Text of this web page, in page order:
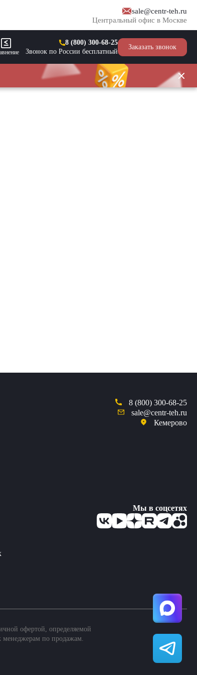
sale@centr-teh.ru
Центральный офис в Москве
8 (800) 300-68-25
Звонок по России бесплатный
Заказать звонок
8 (800) 300-68-25
sale@centr-teh.ru
Кемерово
Мы в соцсетях
офертой, определяемой
менеджерам по продажам.